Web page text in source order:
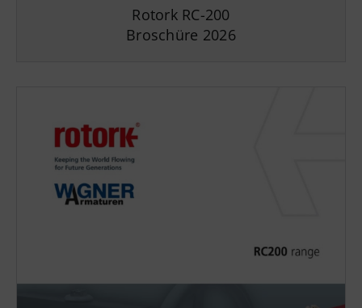
Rotork RC-200
Broschüre 2026